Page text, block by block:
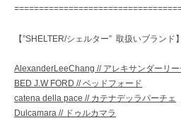
【”SHELTER/シェルター” 取扱いブランド
AlexanderLeeChang // アレキサンダーリー
BED J.W FORD // ベッドフォード
catena della pace // カテナデッラパーチェ
Dulcamara // ドゥルカマラ